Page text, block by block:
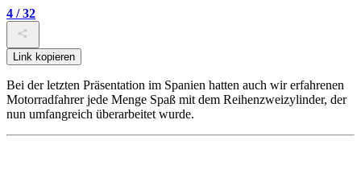
4 / 32
Link kopieren
Bei der letzten Präsentation im Spanien hatten auch wir erfahrenen
Motorradfahrer jede Menge Spaß mit dem Reihenzweizylinder, der
nun umfangreich überarbeitet wurde.